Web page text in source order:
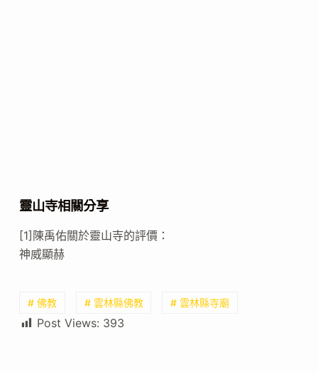
靈山寺相關分享
[1]陳禹佑關於靈山寺的評價：
神威顯赫
# 佛教 # 雲林縣佛教 # 雲林縣寺廟
Post Views: 393